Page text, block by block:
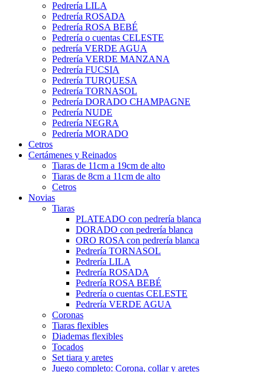
Pedrería LILA
Pedrería ROSADA
Pedrería ROSA BEBÉ
Pedrería o cuentas CELESTE
pedrería VERDE AGUA
Pedrería VERDE MANZANA
Pedrería FUCSIA
Pedrería TURQUESA
Pedrería TORNASOL
Pedrería DORADO CHAMPAGNE
Pedrería NUDE
Pedrería NEGRA
Pedrería MORADO
Cetros
Certámenes y Reinados
Tiaras de 11cm a 19cm de alto
Tiaras de 8cm a 11cm de alto
Cetros
Novias
Tiaras
PLATEADO con pedrería blanca
DORADO con pedrería blanca
ORO ROSA con pedrería blanca
Pedrería TORNASOL
Pedrería LILA
Pedrería ROSADA
Pedrería ROSA BEBÉ
Pedrería o cuentas CELESTE
Pedrería VERDE AGUA
Coronas
Tiaras flexibles
Diademas flexibles
Tocados
Set tiara y aretes
Juego completo: Corona, collar y aretes